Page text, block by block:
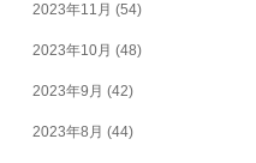
2023年11月 (54)
2023年10月 (48)
2023年9月 (42)
2023年8月 (44)